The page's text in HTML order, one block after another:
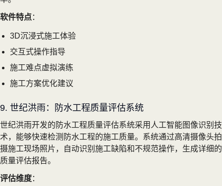
软件特点：
3D沉浸式施工体验
交互式操作指导
施工难点虚拟演练
施工方案优化建议
9. 世纪洪雨：防水工程质量评估系统
世纪洪雨开发的防水工程质量评估系统采用人工智能图像识别技
术，能够快速检测防水工程的施工质量。系统通过高清摄像头拍
摄施工现场照片，自动识别施工缺陷和不规范操作，生成详细的
质量评估报告。
评估维度：